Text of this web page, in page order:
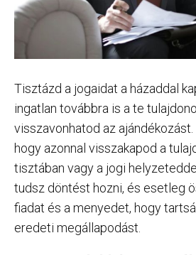
Tisztázd a jogaidat a házaddal
ingatlan továbbra is a te
visszavonhatod az
hogy azonnal visszakapod a
tisztában vagy a jogi
tudsz döntést hozni, és esetleg
fiadat és a menyedet, hogy
eredeti megállapodást.